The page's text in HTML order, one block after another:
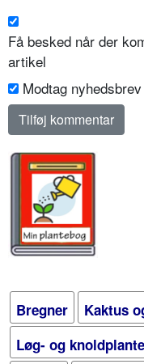
Få besked når der
artikel
Modtag
Bregner
Kaktus
Løg- og